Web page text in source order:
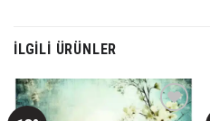
İLGILI ÜRÜNLER